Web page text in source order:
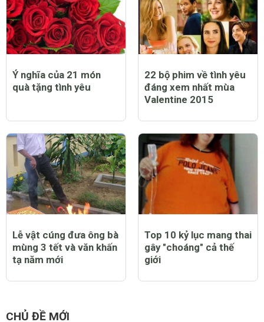
CHỦ ĐỀ LIÊN QUAN
quà tặng tình yêu
đáng xem nhất mùa
Valentine 2015
tạ năm mới